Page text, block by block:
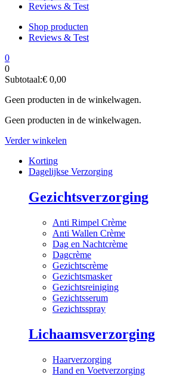
Reviews & Test
Shop producten
Reviews & Test
0
0
Subtotaal:€ 0,00
Geen producten in de winkelwagen.
Geen producten in de winkelwagen.
Verder winkelen
Korting
Dagelijkse Verzorging
Gezichtsverzorging
Anti Rimpel Crème
Anti Wallen Crème
Dag en Nachtcrème
Dagcrème
Gezichtscrème
Gezichtsmasker
Gezichtsreiniging
Gezichtsserum
Gezichtsspray
Lichaamsverzorging
Haarverzorging
Hand en Voetverzorging